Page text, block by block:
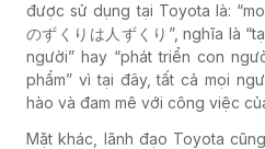
được sử dụng tại Toyota là:
のずくりは人ずくり”, nghĩa là
người” hay “phát triển con
phẩm” vì tại đây, tất cả mọi
hào và đam mê với công việc
Mặt khác, lãnh đạo Toyota